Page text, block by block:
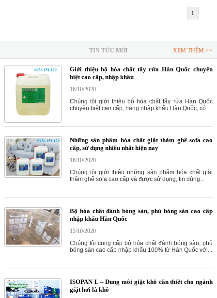
1
TIN TỨC MỚI XEM THÊM >>
Giới thiệu bộ hóa chất tẩy rửa Hàn Quốc chuyên
biệt cao cấp, nhập khẩu
16/10/2020
Chúng tôi giới thiệu bộ hóa chất tẩy rửa Hàn Quốc
chuyên biệt cao cấp, hàng nhập khẩu Hàn Quốc, có...
Những sản phẩm hóa chất giặt thảm ghế sofa cao
cấp, sử dụng nhiều nhất hiện nay
16/10/2020
Chúng tôi giới thiệu những sản phẩm hóa chất giặt
thảm ghế sofa cao cấp và được sử dụng, tin dùng...
Bộ hóa chất đánh bóng sàn, phủ bóng sàn cao cấp
nhập khẩu Hàn Quốc
15/10/2020
Chúng tôi cung cấp bộ hóa chất đánh bóng sàn, phủ
bóng sàn cao cấp nhập khẩu 100% từ Hàn Quốc với...
ISOPAN L – Dung môi giặt khô cần thiết cho ngành
giặt hơi là khô